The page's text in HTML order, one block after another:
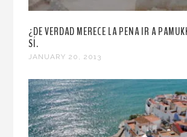
¿DE VERDAD MERECE LA PENA IR A
SÍ.
JANUARY 20, 2013